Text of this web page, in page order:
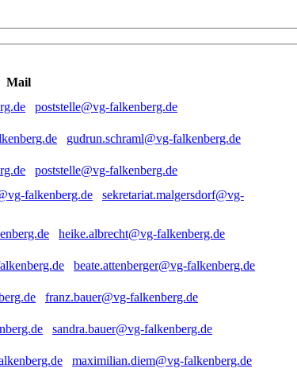
Mail
poststelle@vg-falkenberg.de
gudrun.schraml@vg-falkenberg.de
poststelle@vg-falkenberg.de
sekretariat.malgersdorf@vg-
heike.albrecht@vg-falkenberg.de
beate.attenberger@vg-falkenberg.de
franz.bauer@vg-falkenberg.de
sandra.bauer@vg-falkenberg.de
maximilian.diem@vg-falkenberg.de